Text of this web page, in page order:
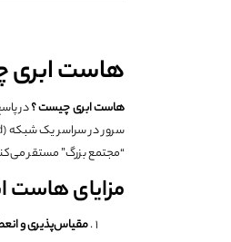
هاست ابری
هاست ابری چیست ؟در
سرور در سراسر یک شبکه (Cloud) را به کار می‌گیرد. در واقع
“مجتمع بزرگ” مستقر
مزایای هاست
مقیاس‌پذیری و